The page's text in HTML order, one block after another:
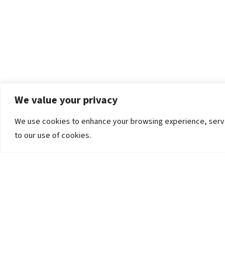
We value your privacy
We use cookies to enhance your browsing experience,
to our use of cookies.